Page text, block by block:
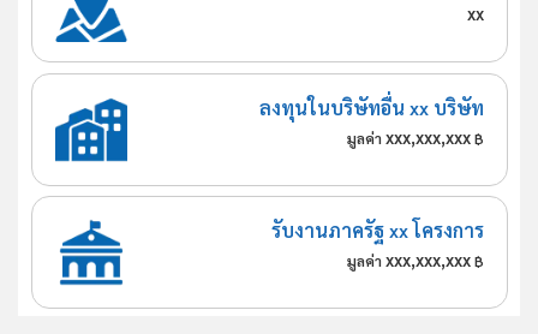
xx
ลงทุนในบริษัทอื่น xx บริษัท
มูลค่า xxx,xxx,xxx ฿
รับงานภาครัฐ xx โครงการ
มูลค่า xxx,xxx,xxx ฿